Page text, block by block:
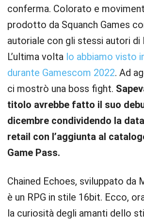
conferma. Colorato e
prodotto da Squanch Games
autoriale con gli stessi autori di
L’ultima volta lo abbiamo visto
durante Gamescom 2022. Ad
ci mostrò una boss fight.
titolo avrebbe fatto il suo
dicembre condividendo la
retail con l’aggiunta al
Game Pass.
Chained Echoes, sviluppato da
è un RPG in stile 16bit. Ecco,
la curiosità degli amanti dello